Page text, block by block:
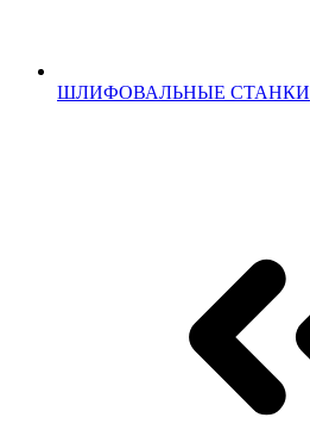
ШЛИФОВАЛЬНЫЕ СТАНКИ